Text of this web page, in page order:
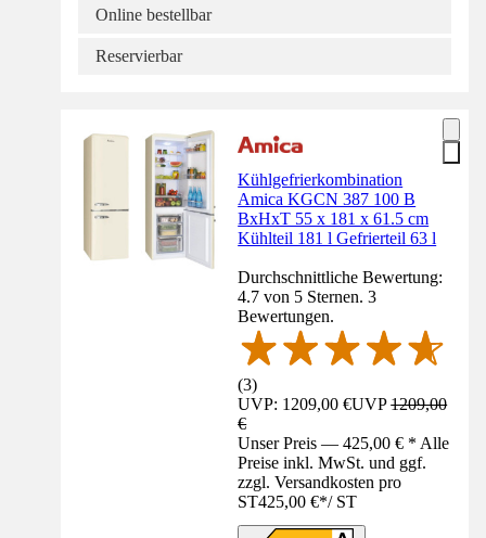
Online bestellbar
Reservierbar
Kühlgefrierkombination
Amica KGCN 387 100 B
BxHxT 55 x 181 x 61.5 cm
Kühlteil 181 l Gefrierteil 63 l
Durchschnittliche Bewertung:
4.7 von 5 Sternen. 3
Bewertungen.
(3)
UVP: 1209,00 €UVP1209,00
€
Unser Preis — 425,00 € * Alle
Preise inkl. MwSt. und ggf.
zzgl. Versandkosten pro
ST425,00 €*/ ST